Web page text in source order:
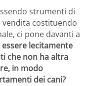
strumenti di
costituendo
ci pone davanti a
lecitamente
che non ha altra
in modo
dei cani?